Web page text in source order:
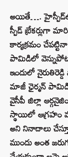
అయితే…. హైస్పీడ్‌లో
స్పీడ్ బ్రేకర్లుగా
కార్యక్రమం
పామిడిలో
ఇందులో
మాజీ ఛైర్మన్
వైసీపీ జిల్లా
స్థాయిలో ఆగ్రహం
అని నినాదాలు
ముందు అంత